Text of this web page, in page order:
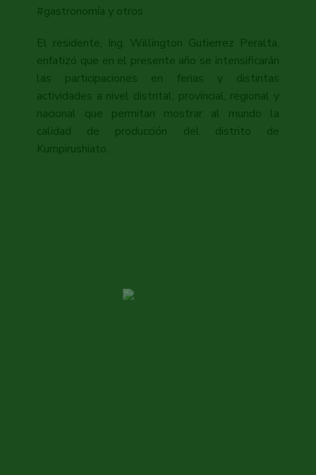
#gastronomía y otros
El residente, Ing. Willington Gutierrez Peralta,
enfatizó que en el presente año se intensificarán
las participaciones en ferias y distintas
actividades a nivel distrital, provincial, regional y
nacional que permitan mostrar al mundo la
calidad de producción del distrito de
Kumpirushiato.